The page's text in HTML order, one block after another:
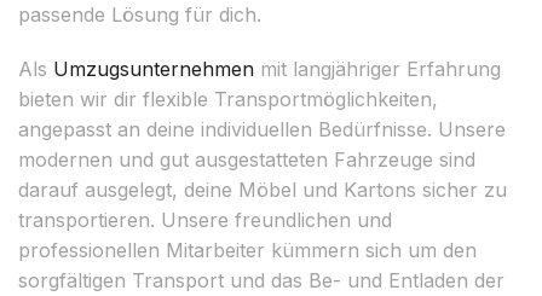
passende Lösung für dich.
Als Umzugsunternehmen mit langjähriger Erfahrung
bieten wir dir flexible Transportmöglichkeiten,
angepasst an deine individuellen Bedürfnisse. Unsere
modernen und gut ausgestatteten Fahrzeuge sind
darauf ausgelegt, deine Möbel und Kartons sicher zu
transportieren. Unsere freundlichen und
professionellen Mitarbeiter kümmern sich um den
sorgfältigen Transport und das Be- und Entladen der